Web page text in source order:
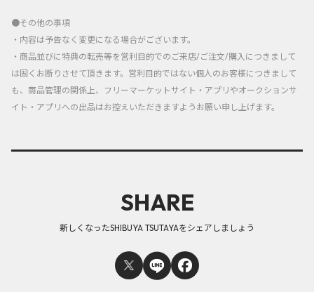
●その他の事項
・内容は予告なく変更になる場合がございます。
・商品並びに特典の転売等を営利目的でのご来店/ご注文/購入につきまして
は固くお断りさせて頂きます。営利目的ではない個人のお客様につきまして
も、商品管理の関係上、フリーマーケットサイト・アプリやオークションサ
イト・アプリへの出品はお控えいただきますようお願い申し上げます。
SHARE
新しくなったSHIBUYA TSUTAYAをシェアしましょう